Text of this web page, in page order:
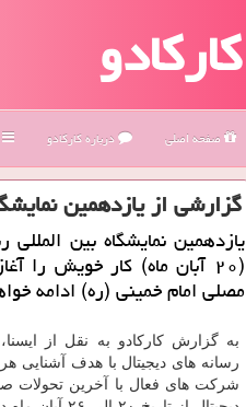
کارکادو
صفحه اصلی درباره كاركادو
گزارشی از یازدهمین
یازدهمین نمایشگاه بین
مصلی امام خمینی (ره) ادامه
به گزارش كاركادو به نقل از
رسانه های دیجیتال با هدف آشنایی
شركت های فعال با آخرین تحولات